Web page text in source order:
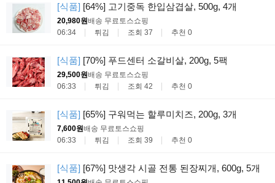
[식품] [64%] 고기중독 한입삼겹살, 500g, 4개
20,980원배송 무료 토스쇼핑
06:34
튀김 조회 37 추천 0
[식품] [70%] 푸드센터 소갈비살, 200g, 5팩
29,500원배송 무료 토스쇼핑
06:33
튀김 조회 42 추천 0
[식품] [65%] 구워먹는 할루미치즈, 200g, 3개
7,600원배송 무료 토스쇼핑
06:33
튀김 조회 39 추천 0
[식품] [67%] 맛생각 시골 전통 된장찌개, 600g, 5개